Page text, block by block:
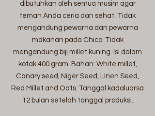
dibutuhkan oleh semua musim agar
teman Anda ceria dan sehat. Tidak
mengandung pewarna dan pewarna
makanan pada Chico. Tidak
mengandung biji millet kuning. Isi dalam
kotak 400 gram. Bahan: White millet,
Canary seed, Niger Seed, Linen Seed,
Red Millet and Oats. Tanggal kadaluarsa
12 bulan setelah tanggal produksi.